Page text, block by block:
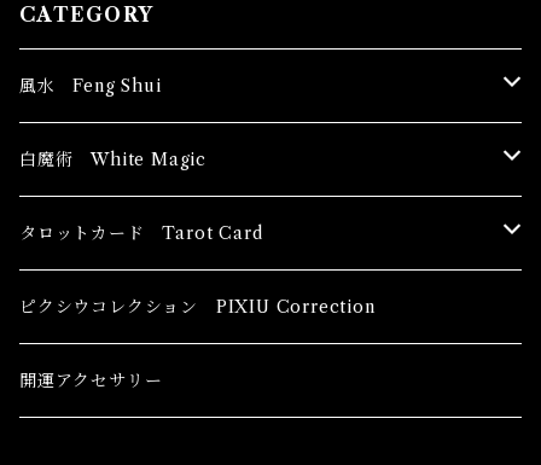
CATEGORY
風水 Feng Shui
ブッダ Buddha
恋愛運
健康運 Health
金運 Money
白魔術 White Magic
香油 Oils
恋愛 Love
金運 Money
キャンドル Candles
恋愛 Love
線香 Stick Incense
タロットカード Tarot Card
初心者向け For The Beginners
中級者向け
ピクシウコレクション PIXIU Correction
開運アクセサリー